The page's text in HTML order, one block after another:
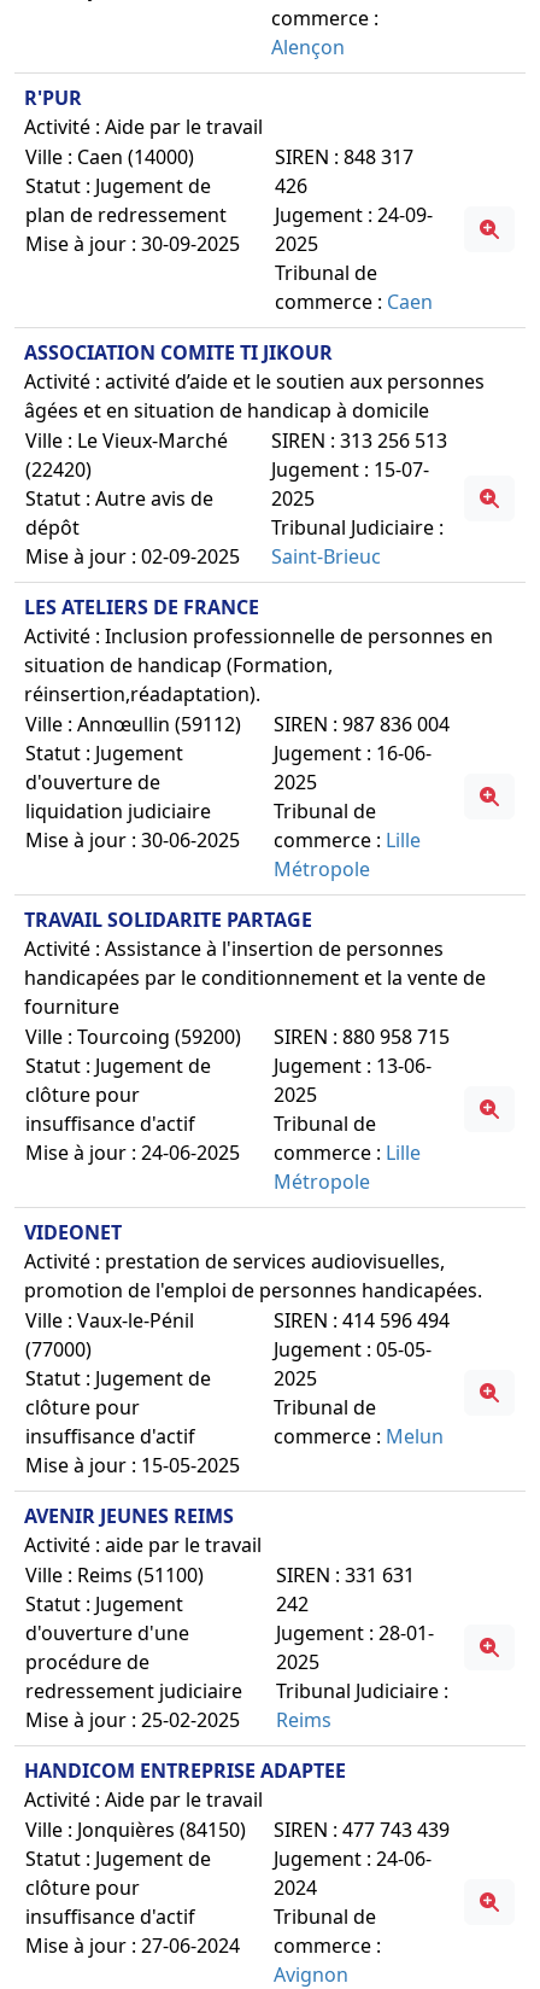
commerce :
Alençon
R'PUR
Activité : Aide par le travail
Ville : Caen (14000)
Statut : Jugement de
plan de redressement
Mise à jour : 30-09-2025
SIREN : 848 317
426
Jugement : 24-09-
2025
Tribunal de
commerce : Caen
ASSOCIATION COMITE TI JIKOUR
Activité : activité d’aide et le soutien aux personnes
âgées et en situation de handicap à domicile
Ville : Le Vieux-Marché
(22420)
Statut : Autre avis de
dépôt
Mise à jour : 02-09-2025
SIREN : 313 256 513
Jugement : 15-07-
2025
Tribunal Judiciaire :
Saint-Brieuc
LES ATELIERS DE FRANCE
Activité : Inclusion professionnelle de personnes en
situation de handicap (Formation,
réinsertion,réadaptation).
Ville : Annœullin (59112)
Statut : Jugement
d'ouverture de
liquidation judiciaire
Mise à jour : 30-06-2025
SIREN : 987 836 004
Jugement : 16-06-
2025
Tribunal de
commerce : Lille
Métropole
TRAVAIL SOLIDARITE PARTAGE
Activité : Assistance à l'insertion de personnes
handicapées par le conditionnement et la vente de
fourniture
Ville : Tourcoing (59200)
Statut : Jugement de
clôture pour
insuffisance d'actif
Mise à jour : 24-06-2025
SIREN : 880 958 715
Jugement : 13-06-
2025
Tribunal de
commerce : Lille
Métropole
VIDEONET
Activité : prestation de services audiovisuelles,
promotion de l'emploi de personnes handicapées.
Ville : Vaux-le-Pénil
(77000)
Statut : Jugement de
clôture pour
insuffisance d'actif
Mise à jour : 15-05-2025
SIREN : 414 596 494
Jugement : 05-05-
2025
Tribunal de
commerce : Melun
AVENIR JEUNES REIMS
Activité : aide par le travail
Ville : Reims (51100)
Statut : Jugement
d'ouverture d'une
procédure de
redressement judiciaire
Mise à jour : 25-02-2025
SIREN : 331 631
242
Jugement : 28-01-
2025
Tribunal Judiciaire :
Reims
HANDICOM ENTREPRISE ADAPTEE
Activité : Aide par le travail
Ville : Jonquières (84150)
Statut : Jugement de
clôture pour
insuffisance d'actif
Mise à jour : 27-06-2024
SIREN : 477 743 439
Jugement : 24-06-
2024
Tribunal de
commerce :
Avignon